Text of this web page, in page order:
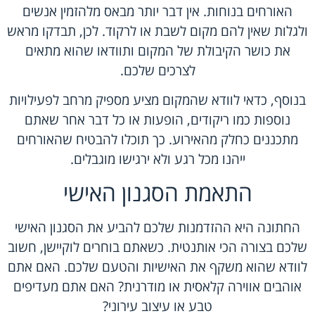
האורחים בנוחות. אין דבר יותר מבאס מלהזמין אנשים
ולגלות שאין להם מקום לשבת או לרקוד. לכן, תבדקו מראש
את כושר הקיבולת של המקום ותוודאו שהוא מתאים
לצרכים שלכם.
בנוסף, כדאי לוודא שהמקום מציע מספיק מרחב לפעילויות
נוספות כמו ריקודים, הופעות או כל דבר אחר שאתם
מתכננים כחלק מהאירוע. כך תוכלו להבטיח שהאורחים
ייהנו מכל רגע ולא ירגישו מוגבלים.
התאמת הסגנון האישי
החתונה היא ההזדמנות שלכם להביע את הסגנון האישי
שלכם בצורה הכי אותנטית. כשאתם בוחרים לוקיישן, חשוב
לוודא שהוא משקף את האישיות והטעם שלכם. האם אתם
אוהבים אווירה קלאסית או מודרנית? האם אתם מעדיפים
טבע או עיצוב עירוני?